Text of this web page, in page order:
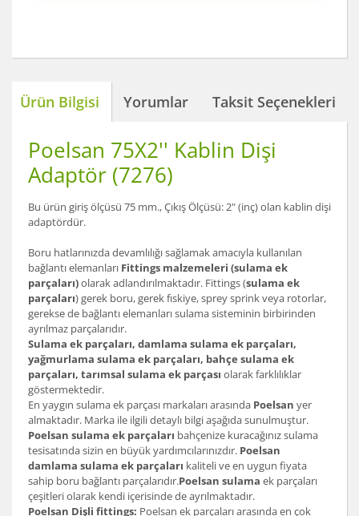
Ürün Bilgisi Yorumlar Taksit Seçenekleri
Poelsan 75X2'' Kablin Dişi
Adaptör (7276)
Bu ürün giriş ölçüsü 75 mm., Çıkış Ölçüsü: 2" (inç) olan kablin dişi
adaptördür.
Boru hatlarınızda devamlılığı sağlamak amacıyla kullanılan
bağlantı elemanları Fittings malzemeleri (sulama ek
parçaları)olarak adlandırılmaktadır. Fittings (sulama ek
parçaları) gerek boru, gerek fıskiye, sprey sprink veya rotorlar,
gerekse de bağlantı elemanları sulama sisteminin birbirinden
ayrılmaz parçalarıdır.
Sulama ek parçaları, damlama sulama ek parçaları,
yağmurlama sulama ek parçaları, bahçe sulama ek
parçaları, tarımsal sulama ek parçası olarak farklılıklar
göstermektedir.
En yaygın sulama ek parçası markaları arasında Poelsan yer
almaktadır. Marka ile ilgili detaylı bilgi aşağıda sunulmuştur.
Poelsan sulama ek parçaları bahçenize kuracağınız sulama
tesisatında sizin en büyük yardımcılarınızdır. Poelsan
damlama sulama ek parçaları kaliteli ve en uygun fiyata
sahip boru bağlantı parçalarıdır.Poelsan sulama ek parçaları
çeşitleri olarak kendi içerisinde de ayrılmaktadır.
Poelsan Dişli fittings: Poelsan ek parçaları arasında en çok